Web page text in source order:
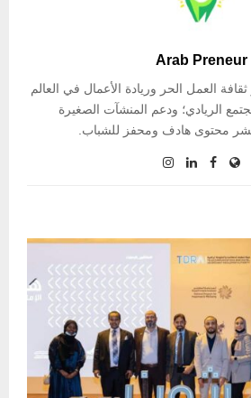
Arab Preneur
العمل الحر وريادة الأعمال في العالم
الريادي؛ ودعم المنشآت الصغيرة
محتوى هادف ومحفز للشباب.